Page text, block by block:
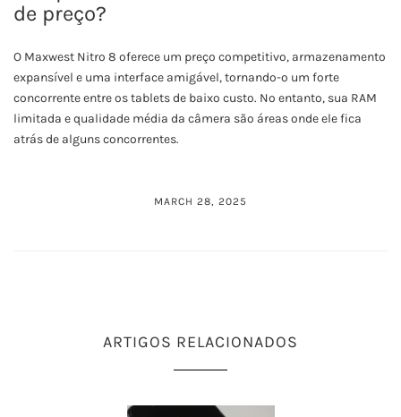
de preço?
O Maxwest Nitro 8 oferece um preço competitivo, armazenamento
expansível e uma interface amigável, tornando-o um forte
concorrente entre os tablets de baixo custo. No entanto, sua RAM
limitada e qualidade média da câmera são áreas onde ele fica
atrás de alguns concorrentes.
MARCH 28, 2025
ARTIGOS RELACIONADOS